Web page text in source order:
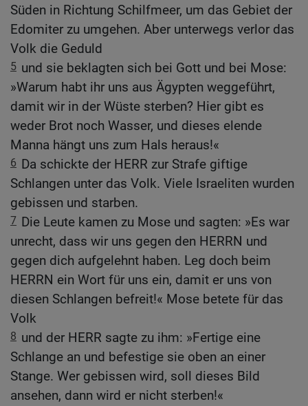
Süden in Richtung Schilfmeer, um das Gebiet der
Edomiter zu umgehen. Aber unterwegs verlor das
Volk die Geduld
5 und sie beklagten sich bei Gott und bei Mose:
»Warum habt ihr uns aus Ägypten weggeführt,
damit wir in der Wüste sterben? Hier gibt es
weder Brot noch Wasser, und dieses elende
Manna hängt uns zum Hals heraus!«
6 Da schickte der HERR zur Strafe giftige
Schlangen unter das Volk. Viele Israeliten wurden
gebissen und starben.
7 Die Leute kamen zu Mose und sagten: »Es war
unrecht, dass wir uns gegen den HERRN und
gegen dich aufgelehnt haben. Leg doch beim
HERRN ein Wort für uns ein, damit er uns von
diesen Schlangen befreit!« Mose betete für das
Volk
8 und der HERR sagte zu ihm: »Fertige eine
Schlange an und befestige sie oben an einer
Stange. Wer gebissen wird, soll dieses Bild
ansehen, dann wird er nicht sterben!«